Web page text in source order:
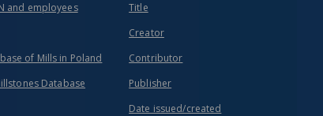
and employees
of Mills in Poland
Database
Title
Creator
Contributor
Publisher
Date issued/created